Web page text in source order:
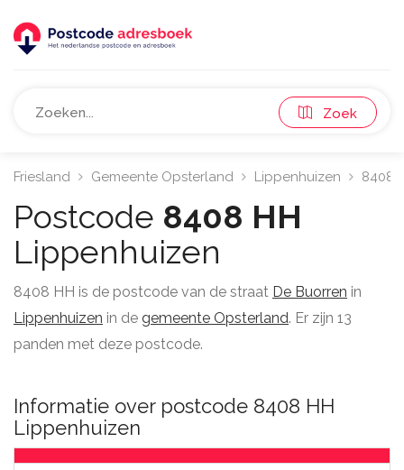
Zoek
Friesland Gemeente Opsterland Lippenhuizen 8408
Postcode 8408 HH
Lippenhuizen
8408 HH is de postcode van de straat De Buorren in
Lippenhuizen in de gemeente Opsterland. Er zijn 13
panden met deze postcode.
Informatie over postcode 8408 HH
Lippenhuizen